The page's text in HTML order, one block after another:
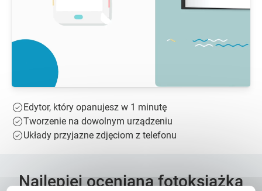
Edytor, który opanujesz w 1 minutę
Tworzenie na dowolnym urządzeniu
Układy przyjazne zdjęciom z telefonu
Najlepiej oceniana fotoksiążka